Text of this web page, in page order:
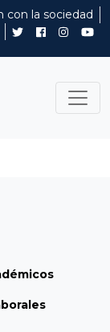
con la sociedad